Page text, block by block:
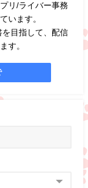
リ/ライバー事務
います。
目指して、配信
す。